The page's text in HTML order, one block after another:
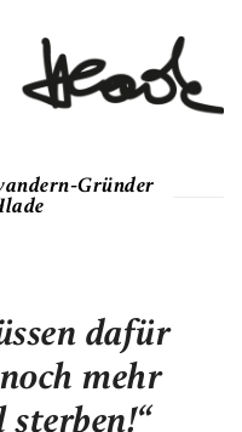
Gründer
dafür
mehr
sterben!“